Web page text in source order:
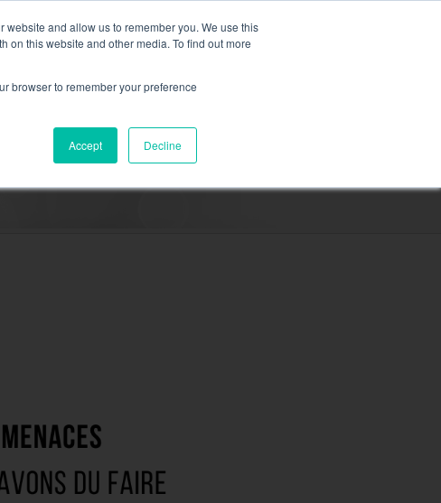
and allow us to remember you. We use this
on this website and other media. To find out more
browser to remember your preference
Accept Decline
Cooled,plus d’information ici.
RESSOURCES CONTACT